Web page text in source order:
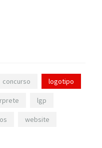
concurso logotipo
lgp
website